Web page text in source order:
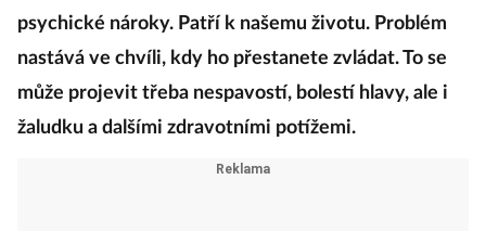
psychické nároky. Patří k našemu životu. Problém
nastává ve chvíli, kdy ho přestanete zvládat. To se
může projevit třeba nespavostí, bolestí hlavy, ale i
žaludku a dalšími zdravotními potížemi.